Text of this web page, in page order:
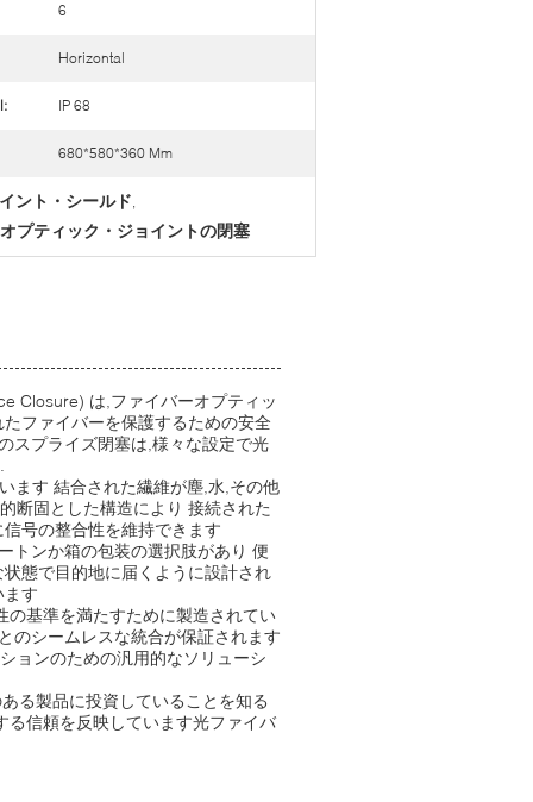
6
Horizontal
IP 68
680*580*360 Mm
ント・シールド,
プティック・ジョイントの閉塞
Closure) は,ファイバーオプティッ
ファイバーを保護するための安全
スプライズ閉塞は,様々な設定で光
ます 結合された繊維が塵,水,その他
断固とした構造により 接続された
号の整合性を維持できます
トンか箱の包装の選択肢があり 便
態で目的地に届くように設計され
す
基準を満たすために製造されてい
のシームレスな統合が保証されます
ョンのための汎用的なソリューシ
る製品に投資していることを知る
信頼を反映しています光ファイバ